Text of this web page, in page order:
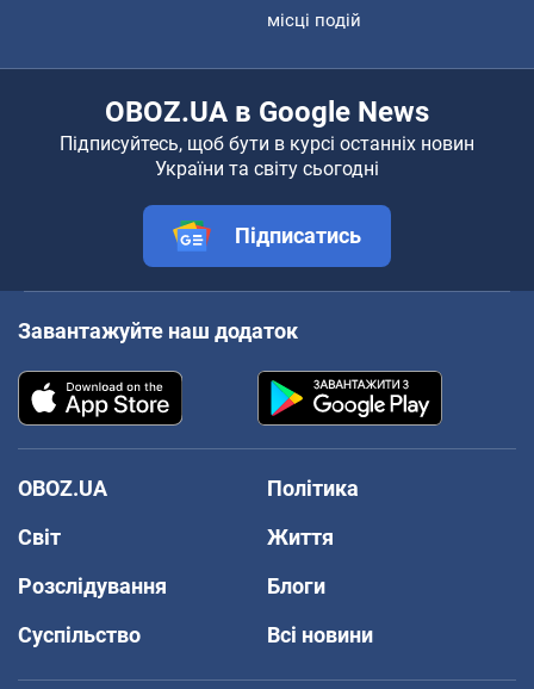
місці подій
OBOZ.UA в Google News
Підписуйтесь, щоб бути в курсі останніх новин
України та світу сьогодні
Підписатись
Завантажуйте наш додаток
OBOZ.UA
Політика
Світ
Життя
Розслідування
Блоги
Суспільство
Всі новини